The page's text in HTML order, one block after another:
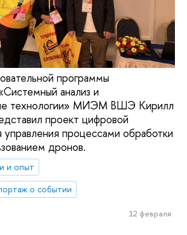
программы
анализ и
технологии» МИЭМ ВШЭ Кирилл
проект цифровой
процессами обработки
дронов.
и опыт
о событии
12 февраля